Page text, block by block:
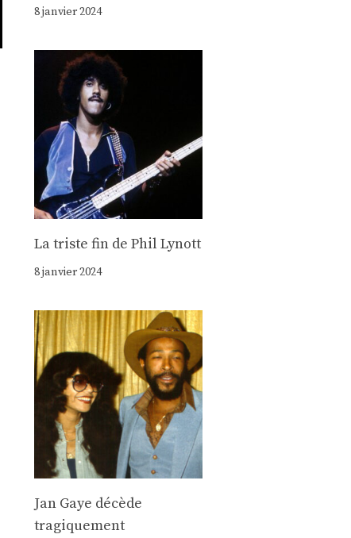
8 janvier 2024
La triste fin de Phil Lynott
8 janvier 2024
Jan Gaye décède
tragiquement